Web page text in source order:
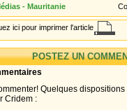
- Mauritanie
ici pour imprimer l'article
POSTEZ UN
Quelques
Cridem :